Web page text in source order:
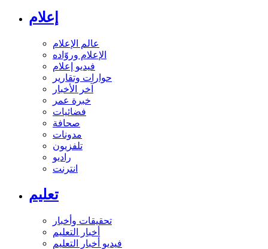
إعلام
عالم الإعلام
الإعلام وروّاده
فيديو إعلام
حوارات وتقارير
آخر الأخبار
خبرة عمر
فضائيات
صحافة
مدونات
تلفزيون
راديو
انترنت
تعليم
تحقيقات وأخبار
أخبار التعليم
فيديو أخبار التعليم